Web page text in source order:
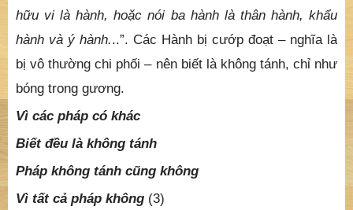
hữu vi là hành, hoặc nói ba hành là thân hành, khẩu
hành và ý hành...”. Các Hành bị cướp đoạt – nghĩa là
bị vô thường chi phối – nên biết là không tánh, chỉ như
bóng trong gương.
Vì các pháp có khác
Biết đều là không tánh
Pháp không tánh cũng không
Vì tất cả pháp không (3)